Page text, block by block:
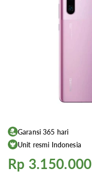
Garansi 365 hari
Unit resmi Indonesia
Rp 3.150.000